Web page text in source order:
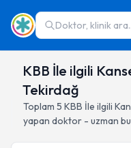
Doktor, klinik
KBB İle ilgili
Tekirdağ
Toplam 5 KBB İle ilgili
yapan doktor - uzman